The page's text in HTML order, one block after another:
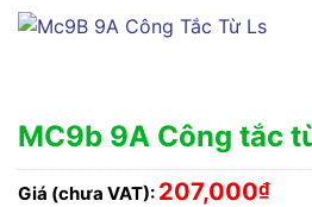
MC9b 9A Công tắc
Giá (chưa VAT): 207,000₫